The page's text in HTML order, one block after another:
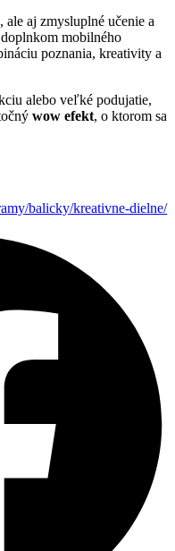
aj zmysluplné učenie a
mobilného
poznania, kreativity a
alebo veľké podujatie,
wow efekt, o ktorom sa
balicky/kreativne-dielne/